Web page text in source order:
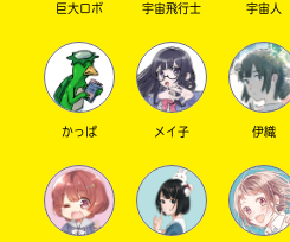
巨大ロボ 宇宙飛行士 宇宙人
かっぱ メイ子 伊織